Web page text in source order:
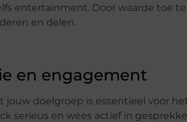
entertainment. Door waarde toe
en delen.
en engagement
jouw doelgroep is essentieel voor
serieus en wees actief in